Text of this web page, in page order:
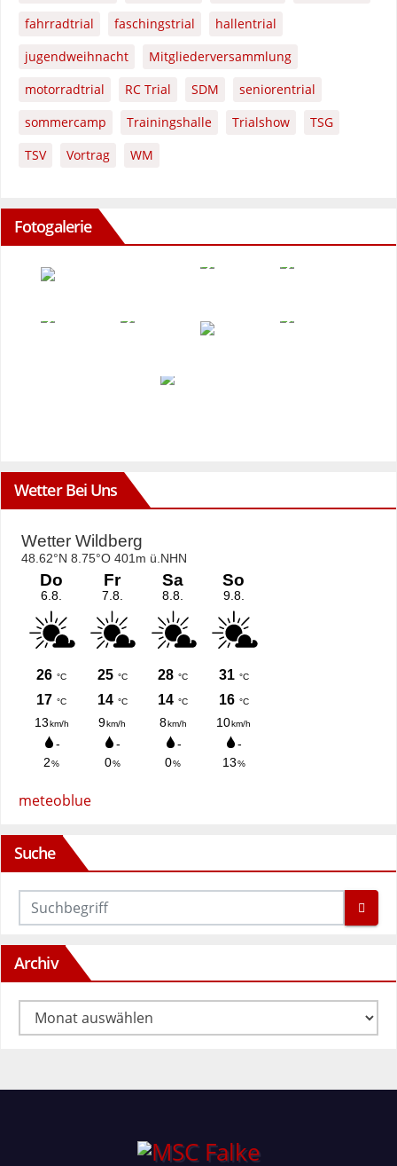
fahrradtrial
faschingstrial
hallentrial
jugendweihnacht
Mitgliederversammlung
motorradtrial
RC Trial SDM
seniorentrial
sommercamp
Trainingshalle Trialshow
TSG
TSV
Vortrag WM
Fotogalerie
Wetter Bei Uns
meteoblue
Suche
Archiv
Archiv